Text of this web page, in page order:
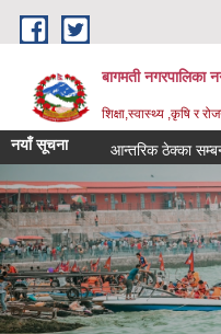
Skip to main content
बागमती नगरपालिका
शिक्षा,स्वास्थ्य ,कृषि र
नयाँ सूचना आन्तरिक ठेक्का सम्बन्धी